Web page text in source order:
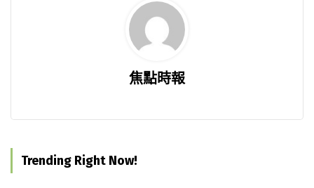
焦點時報
Trending Right Now!